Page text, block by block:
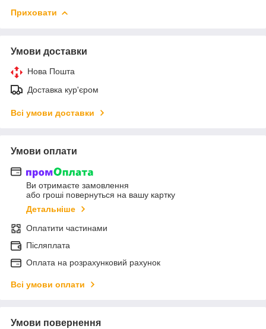
Приховати
Умови доставки
Нова Пошта
Доставка кур'єром
Всі умови доставки
Умови оплати
Ви отримаєте замовлення
або гроші повернуться на вашу картку
Детальніше
Оплатити частинами
Післяплата
Оплата на розрахунковий рахунок
Всі умови оплати
Умови повернення